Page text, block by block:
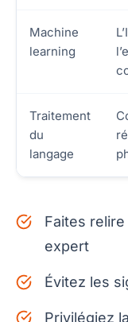
Machine
learning
Traitement
du
langage
Faites
expert
Évitez les
Privilégiez